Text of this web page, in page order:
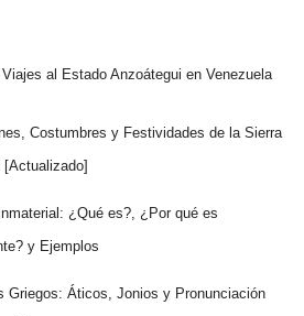
al Estado Anzoátegui en Venezuela
Costumbres y Festividades de la Sierra
[Actualizado]
¿Qué es?, ¿Por qué es
y Ejemplos
Griegos: Áticos, Jonios y Pronunciación